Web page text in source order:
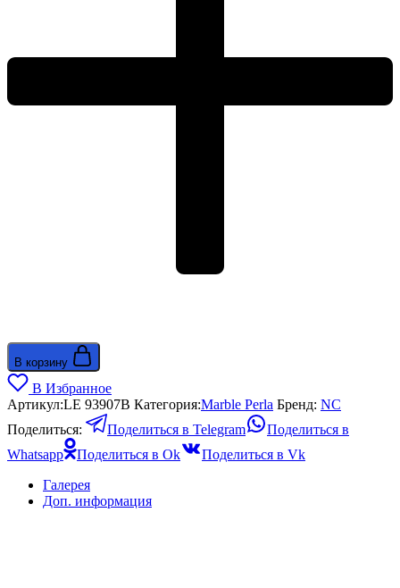
В корзину
В Избранное
Артикул:LE 93907B Категория:Marble Perla Бренд: NС
Поделиться:
Поделиться в Telegram
Поделиться в
Whatsapp
Поделиться в Ok
Поделиться в Vk
Галерея
Доп. информация